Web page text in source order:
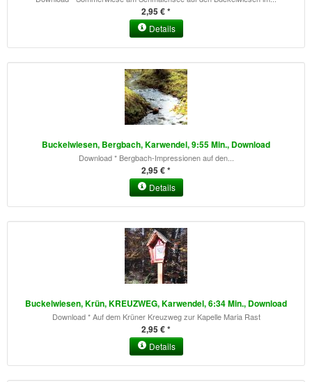
2,95 € *
Details
Buckelwiesen, Bergbach, Karwendel, 9:55 Min., Download
Download * Bergbach-Impressionen auf den...
2,95 € *
Details
Buckelwiesen, Krün, KREUZWEG, Karwendel, 6:34 Min., Download
Download * Auf dem Krüner Kreuzweg zur Kapelle Maria Rast
2,95 € *
Details